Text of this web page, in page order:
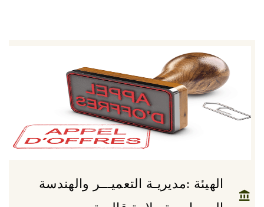
الهيئة :مديريـة التعميـــر والهندسة